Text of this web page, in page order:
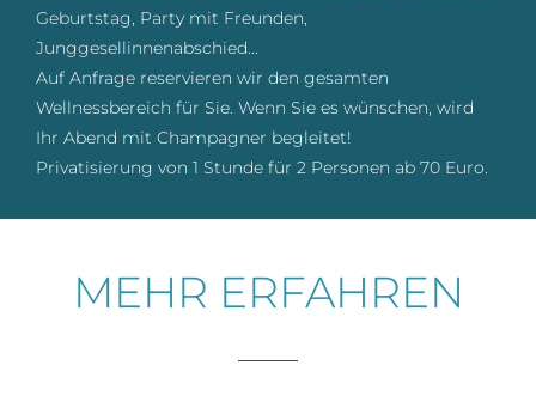
Geburtstag, Party mit Freunden,
Junggesellinnenabschied...
Auf Anfrage reservieren wir den gesamten
Wellnessbereich für Sie. Wenn Sie es wünschen, wird
Ihr Abend mit Champagner begleitet!
Privatisierung von 1 Stunde für 2 Personen ab 70 Euro.
MEHR ERFAHREN